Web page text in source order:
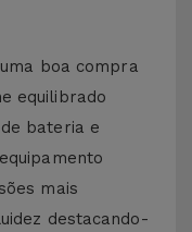
boa compra
equilibrado
bateria e
mais
destacando-